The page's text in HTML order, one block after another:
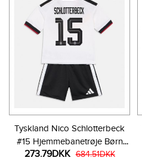
Tyskland Nico Schlotterbeck
#15 Hjemmebanetrøje Børn
VM 2026 Kortærmet (+ Korte
273.79DKK 684.51DKK